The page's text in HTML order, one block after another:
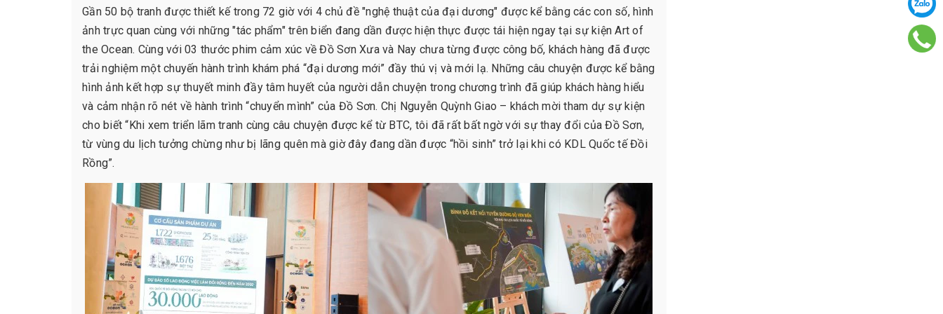
Gần 50 bộ tranh được thiết kế trong 72 giờ với 4 chủ đề "nghệ thuật của đại dương" được kể bằng các con số, hình
ảnh trực quan cùng với những "tác phẩm" trên biển đang dần được hiện thực được tái hiện ngay tại sự kiện Art of
the Ocean. Cùng với 03 thước phim cảm xúc về Đồ Sơn Xưa và Nay chưa từng được công bố, khách hàng đã được
trải nghiệm một chuyến hành trình khám phá “đại dương mới” đầy thú vị và mới lạ. Những câu chuyện được kể bằng
hình ảnh kết hợp sự thuyết minh đầy tâm huyết của người dẫn chuyện trong chương trình đã giúp khách hàng hiểu
và cảm nhận rõ nét về hành trình “chuyển mình” của Đồ Sơn. Chị Nguyễn Quỳnh Giao – khách mời tham dự sự kiện
cho biết “Khi xem triển lãm tranh cùng câu chuyện được kể từ BTC, tôi đã rất bất ngờ với sự thay đổi của Đồ Sơn,
từ vùng du lịch tưởng chừng như bị lãng quên mà giờ đây đang dần được “hồi sinh” trở lại khi có KDL Quốc tế Đồi
Rồng”.